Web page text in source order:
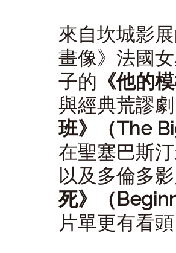
來自坎城影
畫像》法國
子的 《他的
與經典荒謬
班》（The
在聖塞巴斯
以及多倫多
死》（
片單更有看頭